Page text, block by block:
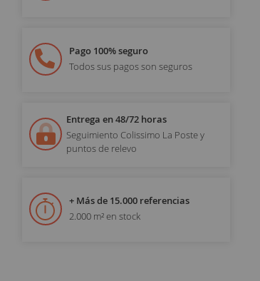
Pago 100% seguro
Todos sus pagos son seguros
Entrega en 48/72 horas
Seguimiento Colissimo La Poste y
puntos de relevo
+ Más de 15.000 referencias
2.000 m² en stock